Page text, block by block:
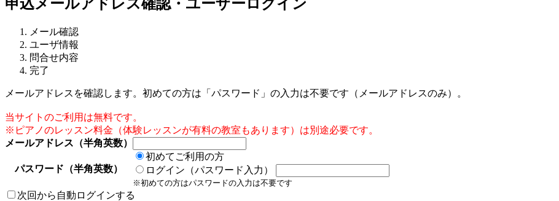
申込メールアドレス確認・ユーザーログイン
メール確認
ユーザ情報
問合せ内容
完了
メールアドレスを確認します。初めての方は「パスワード」の入力は不要です（メールアドレスのみ）。
当サイトのご利用は無料です。
※ピアノのレッスン料金（体験レッスンが有料の教室もあります）は別途必要です。
メールアドレス（半角英数）
パスワード（半角英数）
初めてご利用の方
ログイン（パスワード入力）
※初めての方はパスワードの入力は不要です
次回から自動ログインする